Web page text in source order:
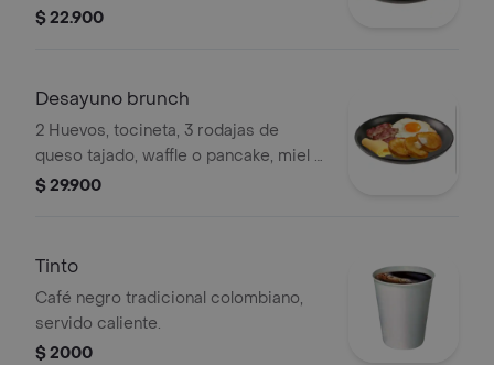
$ 22.900
Desayuno brunch
2 Huevos, tocineta, 3 rodajas de
queso tajado, waffle o pancake, miel y
chantilli.
$ 29.900
Tinto
Café negro tradicional colombiano,
servido caliente.
$ 2000